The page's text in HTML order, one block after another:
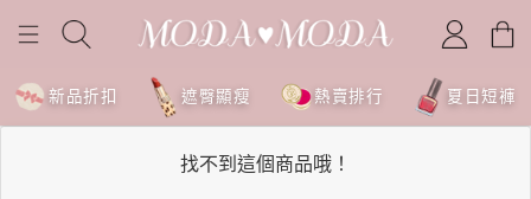
新品折扣 遮臀顯瘦 熱賣排行 夏日短褲
找不到這個商品哦！